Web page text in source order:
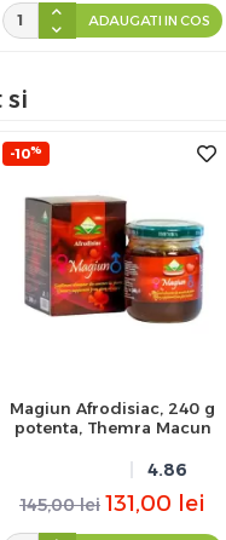
ADAUGATI IN COS
si
-10%
Magiun Afrodisiac, 240 g
potenta, Themra Macun
4.86
145,00 lei 131,00 lei